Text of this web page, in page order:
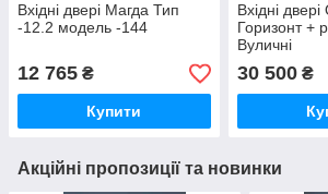
Вхідні двері Магда Тип
-12.2 модель -144
12 765 ₴
Купити
Вхідні
Горизонт +
Вуличні
30 500₴
Акційні пропозиції та новинки